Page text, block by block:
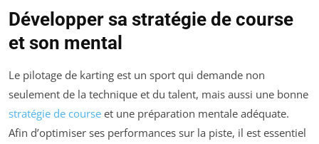
Développer sa stratégie de course
et son mental
Le pilotage de karting est un sport qui demande non
seulement de la technique et du talent, mais aussi une bonne
stratégie de course et une préparation mentale adéquate.
Afin d’optimiser ses performances sur la piste, il est essentiel